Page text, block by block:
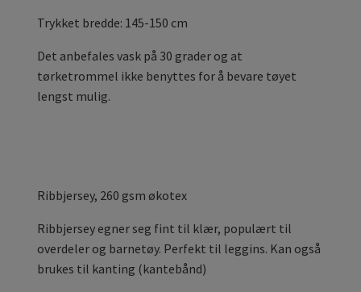
Trykket bredde: 145-150 cm
Det anbefales vask på 30 grader og at
tørketrommel ikke benyttes for å bevare tøyet
lengst mulig.
Ribbjersey, 260 gsm økotex
Ribbjersey egner seg fint til klær, populært til
overdeler og barnetøy. Perfekt til leggins. Kan også
brukes til kanting (kantebånd)